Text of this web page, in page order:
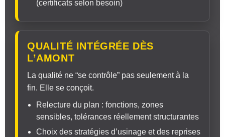
(certificats selon besoin)
QUALITÉ INTÉGRÉE DÈS
L’AMONT
La qualité ne “se contrôle” pas seulement à la
fin. Elle se conçoit.
Relecture du plan : fonctions, zones
sensibles, tolérances réellement structurantes
Choix des stratégies d’usinage et des reprises